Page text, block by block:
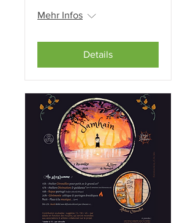
Mehr Infos
Details